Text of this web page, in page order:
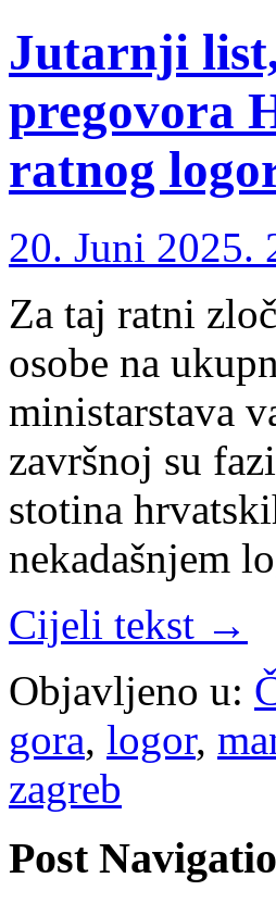
Jutarnji
pregovora
ratnog
20. Juni 2025.
Za taj ratni
osobe na
ministarstava
završnoj su
stotina
nekadašnjem
Cijeli tekst →
Objavljeno u:
gora, logor,
zagreb
Post